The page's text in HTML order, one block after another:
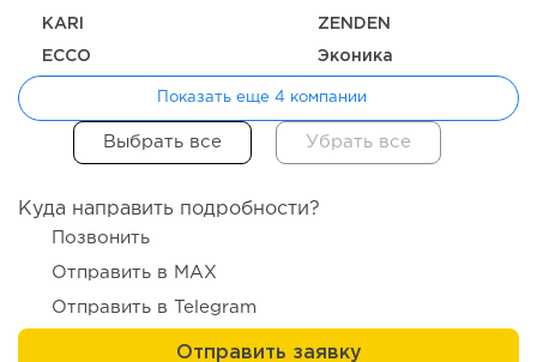
Coffee Way приступил к масштабированию собственной
модели производства...
KARI ZENDEN
ECCO Эконика
Показать еще 4 компании
Куда направить подробности?
Позвонить
Отправить в MAX
Отправить в Telegram